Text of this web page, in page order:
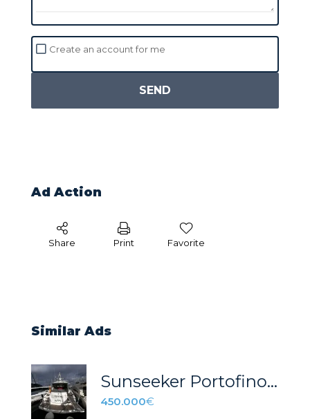
Create an account for me
SEND
Ad Action
Share Print Favorite
Similar Ads
Sunseeker Portofino 53
450.000€